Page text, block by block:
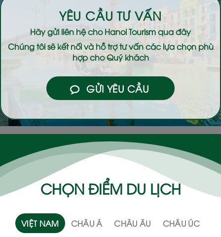
YÊU CẦU TƯ VẤN
Hãy gửi liên hệ choHanoi Tourismqua đây
Chúng tôi sẽ kết nối và hỗ trợ tư vấn các lựa chọn phù
hợp cho Quý khách
GỬI YÊU CẦU
CHỌN ĐIỂM DU LỊCH
VIỆT NAM CHÂU Á CHÂU ÂU
CHÂU ÚC